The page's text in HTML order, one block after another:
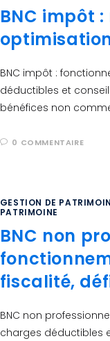
BNC impôt
BNC impôt :
déductibles et
bénéfices non
0 COMMENTAIRE
GESTION DE
PATRIMOINE
BNC non
fiscalité,
BNC non
charges déductibles